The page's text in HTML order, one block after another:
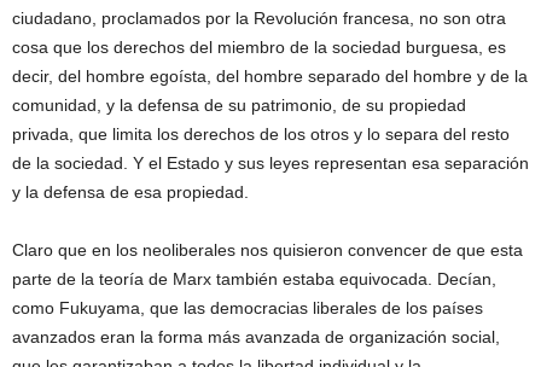
ciudadano, proclamados por la Revolución francesa, no son otra
cosa que los derechos del miembro de la sociedad burguesa, es
decir, del hombre egoísta, del hombre separado del hombre y de la
comunidad, y la defensa de su patrimonio, de su propiedad
privada, que limita los derechos de los otros y lo separa del resto
de la sociedad. Y el Estado y sus leyes representan esa separación
y la defensa de esa propiedad.
Claro que en los neoliberales nos quisieron convencer de que esta
parte de la teoría de Marx también estaba equivocada. Decían,
como Fukuyama, que las democracias liberales de los países
avanzados eran la forma más avanzada de organización social,